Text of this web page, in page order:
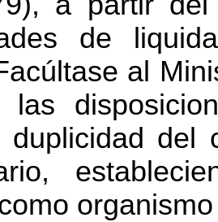
de
al
las
duplicidad del